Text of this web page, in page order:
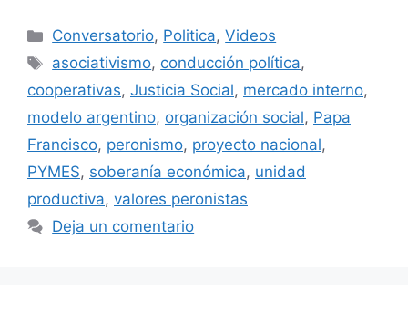
Conversatorio, Politica,Videos
asociativismo, conducción política,
cooperativas, Justicia Social, mercado interno,
modelo argentino, organización social, Papa
Francisco, peronismo, proyecto nacional,
PYMES, soberanía económica, unidad
productiva, valores peronistas
Deja un comentario